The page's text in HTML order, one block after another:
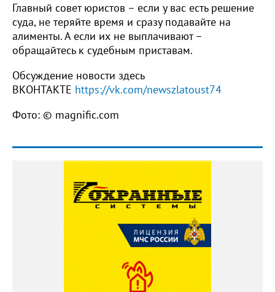
Главный совет юристов – если у вас есть решение
суда, не теряйте время и сразу подавайте на
алименты. А если их не выплачивают –
обращайтесь к судебным приставам.
Обсуждение новости здесь
ВКОНТАКТЕ https://vk.com/newszlatoust74
Фото: © magnific.com